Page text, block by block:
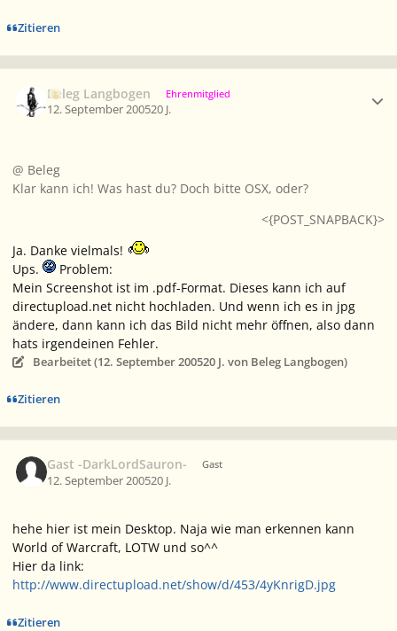
Zitieren
Beleg Langbogen Ehrenmitglied
12. September 200520 J.
@ Beleg
Klar kann ich! Was hast du? Doch bitte OSX, oder?
<{POST_SNAPBACK}>
Ja. Danke vielmals!
Ups.
Problem:
Mein Screenshot ist im .pdf-Format. Dieses kann ich auf
directupload.net nicht hochladen. Und wenn ich es in jpg
ändere, dann kann ich das Bild nicht mehr öffnen, also dann
hats irgendeinen Fehler.
Bearbeitet (12. September 200520 J. von Beleg Langbogen)
Zitieren
Gast -DarkLordSauron- Gast
12. September 200520 J.
hehe hier ist mein Desktop. Naja wie man erkennen kann
World of Warcraft, LOTW und so^^
Hier da link:
http://www.directupload.net/show/d/453/4yKnrigD.jpg
Zitieren